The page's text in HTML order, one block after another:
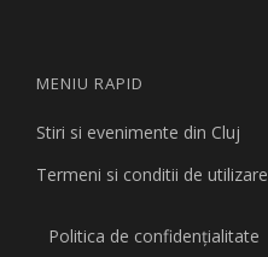
MENIU RAPID
Stiri si evenimente din Cluj
Termeni si conditii de utilizare
Politica de confidențialitate